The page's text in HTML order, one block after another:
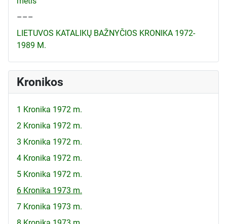
–––
LIETUVOS KATALIKŲ BAŽNYČIOS KRONIKA 1972-
1989 M.
Kronikos
1 Kronika 1972 m.
2 Kronika 1972 m.
3 Kronika 1972 m.
4 Kronika 1972 m.
5 Kronika 1972 m.
6 Kronika 1973 m.
7 Kronika 1973 m.